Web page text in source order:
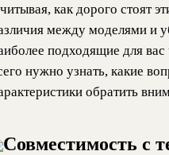
как дорого стоят
между моделями и
подходящие для
нужно узнать, какие
обратить
Совместимость с